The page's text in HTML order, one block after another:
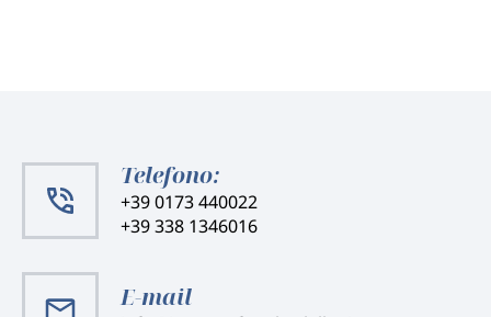
Telefono:
+39 0173 440022
+39 338 1346016
E-mail